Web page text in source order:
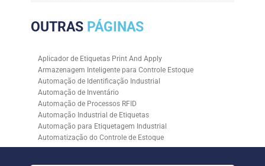
OUTRAS PÁGINAS
Aplicador de Etiquetas Print And Apply
Armazenagem Inteligente para Controle Estoque
Automação de Identificação Industrial
Automação de Inventário
Automação de Processos RFID
Automação Industrial de Etiquetas
Automação para Etiquetagem Industrial
Automatização do Controle de Estoque
Controle de Estoque com RFID